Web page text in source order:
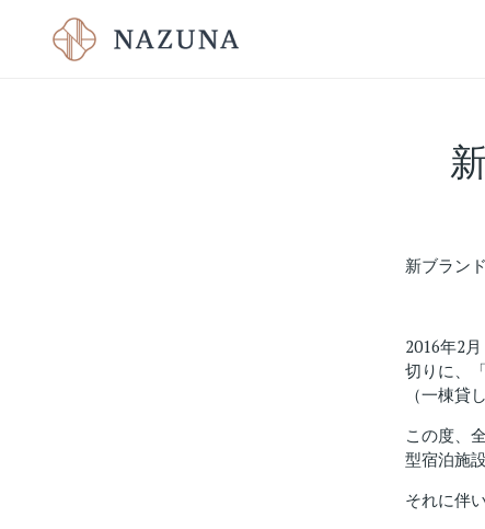
新ブラン
2016年2
切りに、
（一棟貸
この度、
型宿泊施
それに伴